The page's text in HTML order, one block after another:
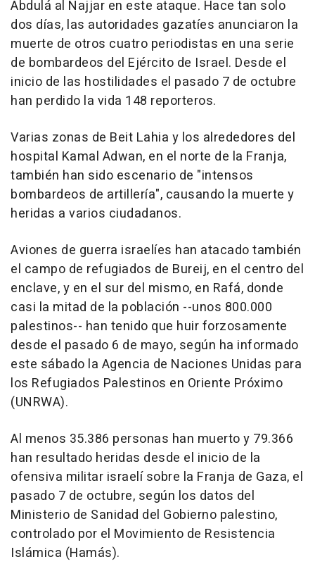
Abdulá al Najjar en este ataque. Hace tan solo
dos días, las autoridades gazatíes anunciaron la
muerte de otros cuatro periodistas en una serie
de bombardeos del Ejército de Israel. Desde el
inicio de las hostilidades el pasado 7 de octubre
han perdido la vida 148 reporteros.
Varias zonas de Beit Lahia y los alrededores del
hospital Kamal Adwan, en el norte de la Franja,
también han sido escenario de "intensos
bombardeos de artillería", causando la muerte y
heridas a varios ciudadanos.
Aviones de guerra israelíes han atacado también
el campo de refugiados de Bureij, en el centro del
enclave, y en el sur del mismo, en Rafá, donde
casi la mitad de la población --unos 800.000
palestinos-- han tenido que huir forzosamente
desde el pasado 6 de mayo, según ha informado
este sábado la Agencia de Naciones Unidas para
los Refugiados Palestinos en Oriente Próximo
(UNRWA).
Al menos 35.386 personas han muerto y 79.366
han resultado heridas desde el inicio de la
ofensiva militar israelí sobre la Franja de Gaza, el
pasado 7 de octubre, según los datos del
Ministerio de Sanidad del Gobierno palestino,
controlado por el Movimiento de Resistencia
Islámica (Hamás).